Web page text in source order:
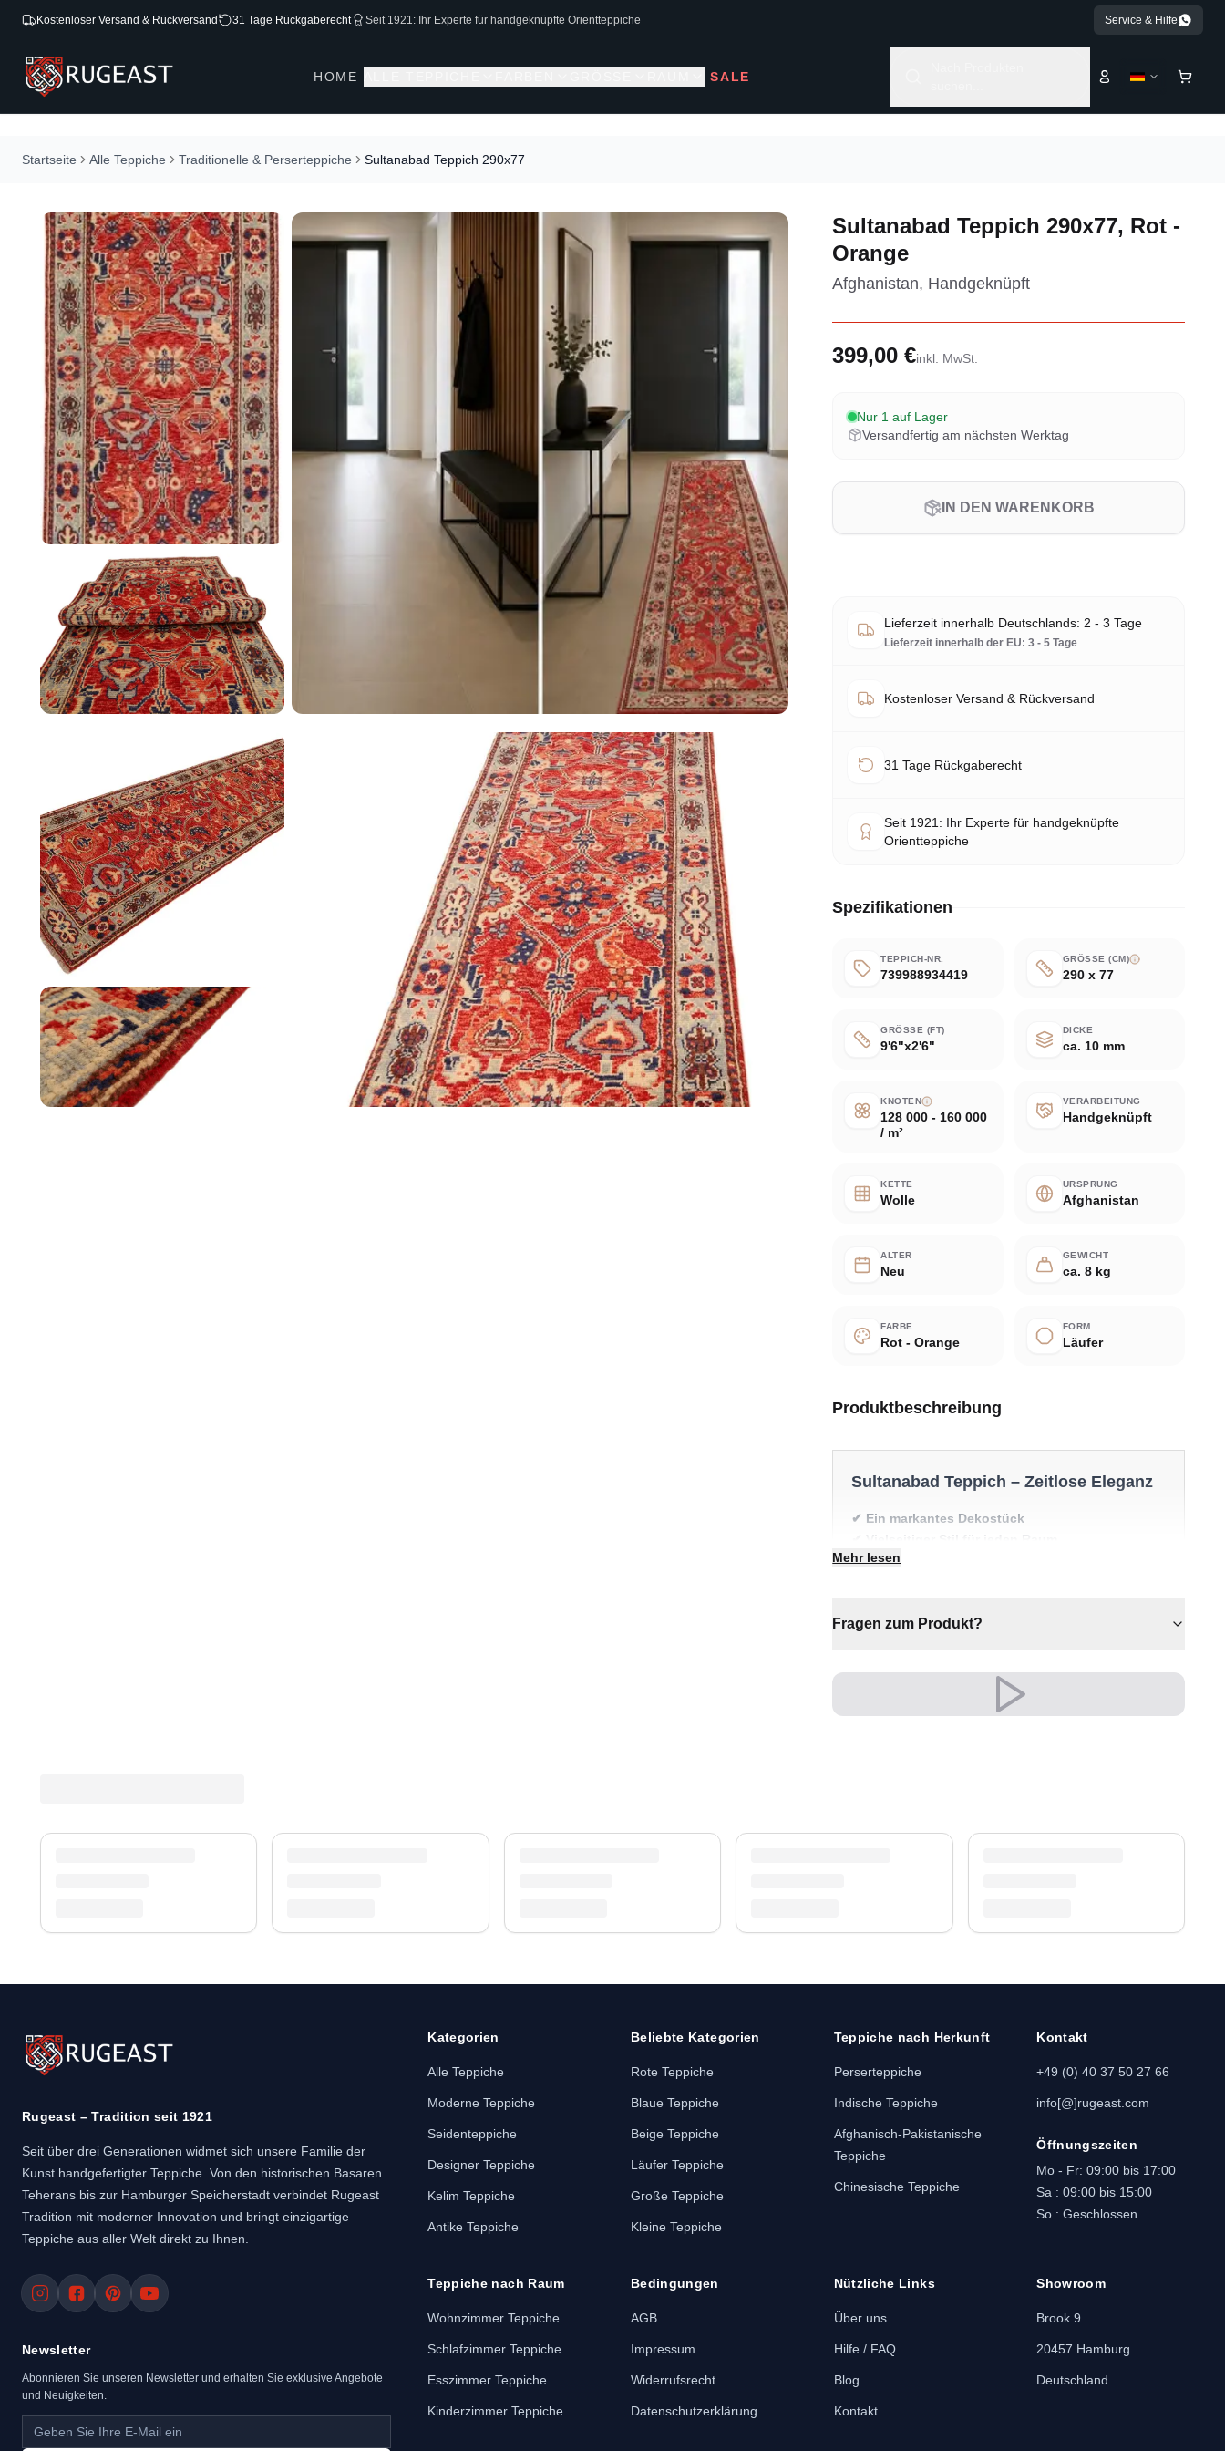
Kostenloser Versand & Rückversand 31 Tage Rückgaberecht Seit 1921: Ihr Experte für handgeknüpfte Orientteppiche Service & Hilfe
HOME SALE
Startseite Alle Teppiche Traditionelle & Perserteppiche Sultanabad Teppich 290x77
Sultanabad Teppich 290x77, Rot -
Orange
Afghanistan, Handgeknüpft
399,00 €inkl. MwSt.
Nur 1 auf Lager
Versandfertig am nächsten Werktag
IN DEN WARENKORB
Lieferzeit innerhalb Deutschlands: 2 - 3 Tage
Lieferzeit innerhalb der EU: 3 - 5 Tage
Kostenloser Versand & Rückversand
31 Tage Rückgaberecht
Seit 1921: Ihr Experte für handgeknüpfte
Orientteppiche
Spezifikationen
TEPPICH-NR.
739988934419
GRÖSSE (CM)
290 x 77
GRÖSSE (FT)
9'6"x2'6"
DICKE
ca. 10 mm
KNOTEN
128 000 - 160 000
/ m²
VERARBEITUNG
Handgeknüpft
KETTE
Wolle
URSPRUNG
Afghanistan
ALTER
Neu
GEWICHT
ca. 8 kg
FARBE
Rot - Orange
FORM
Läufer
Produktbeschreibung
Sultanabad Teppich – Zeitlose Eleganz
✔ Ein markantes Dekostück
✔ Ein echter Blickfang für Ihr Zuhause
✔ Wertet jeden Raum mühelos auf
Versand & Service
Profitieren Sie von kostenlosem Versand und
Mehr lesen
Fragen zum Produkt?
Rugeast – Tradition seit 1921
Seit über drei Generationen widmet sich unsere Familie der
Kunst handgefertigter Teppiche. Von den historischen Basaren
Teherans bis zur Hamburger Speicherstadt verbindet Rugeast
Tradition mit moderner Innovation und bringt einzigartige
Teppiche aus aller Welt direkt zu Ihnen.
Newsletter
Abonnieren Sie unseren Newsletter und erhalten Sie exklusive Angebote
und Neuigkeiten.
Kategorien
Alle Teppiche
Moderne Teppiche
Seidenteppiche
Designer Teppiche
Kelim Teppiche
Antike Teppiche
Beliebte Kategorien
Rote Teppiche
Blaue Teppiche
Beige Teppiche
Läufer Teppiche
Große Teppiche
Kleine Teppiche
Teppiche nach Herkunft
Perserteppiche
Indische Teppiche
Afghanisch-Pakistanische
Teppiche
Chinesische Teppiche
Kontakt
+49 (0) 40 37 50 27 66
info[@]rugeast.com
Öffnungszeiten
Mo - Fr: 09:00 bis 17:00
Sa : 09:00 bis 15:00
So : Geschlossen
Teppiche nach Raum
Wohnzimmer Teppiche
Schlafzimmer Teppiche
Esszimmer Teppiche
Kinderzimmer Teppiche
Bedingungen
AGB
Impressum
Widerrufsrecht
Datenschutzerklärung
Nützliche Links
Über uns
Hilfe / FAQ
Blog
Kontakt
Showroom
Brook 9
20457 Hamburg
Deutschland